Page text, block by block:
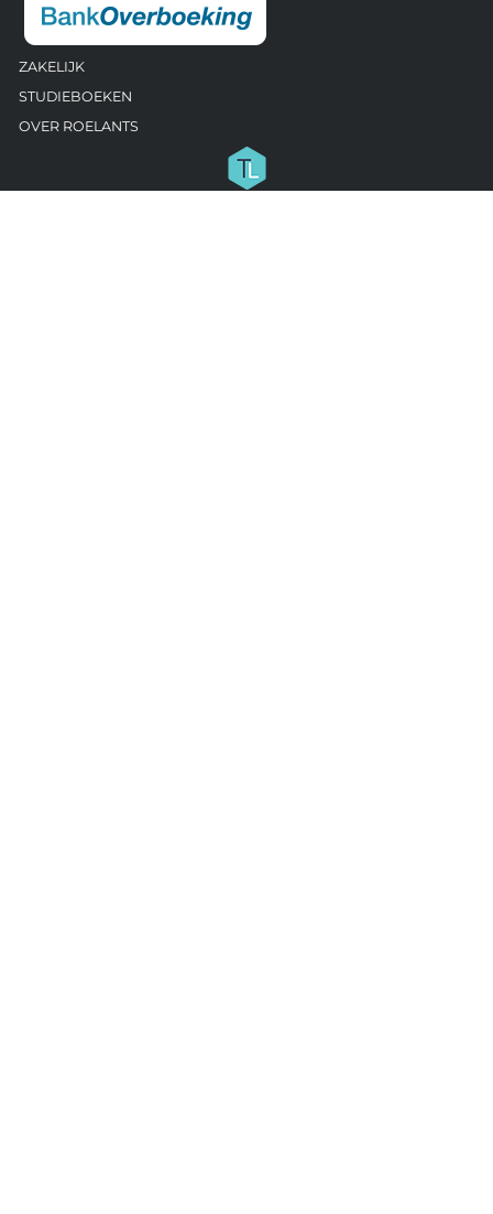
ZAKELIJK
STUDIEBOEKEN
OVER ROELANTS